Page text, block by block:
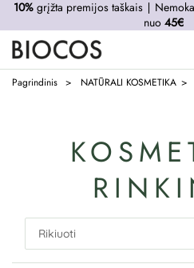
10%grįžta premijos taškais ∣
nuo45€
Pagrindinis NATŪRALI KOSMETIKA